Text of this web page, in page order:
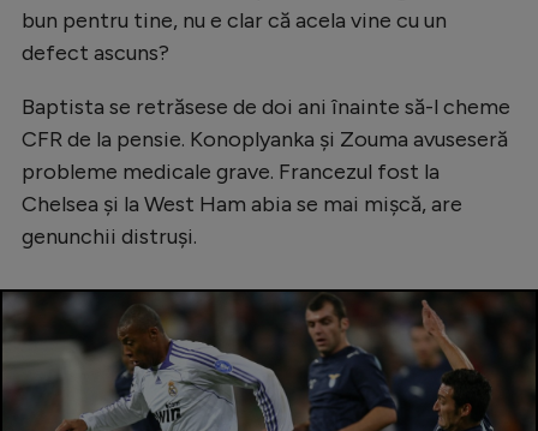
Gimnastică
Ciclism
Alte sporturi
JO 2026
bun pentru tine, nu e clar că acela vine cu un
defect ascuns?
Baptista se retrăsese de doi ani înainte să-l cheme
CFR de la pensie. Konoplyanka și Zouma avuseseră
probleme medicale grave. Francezul fost la
Chelsea și la West Ham abia se mai mișcă, are
genunchii distruși.